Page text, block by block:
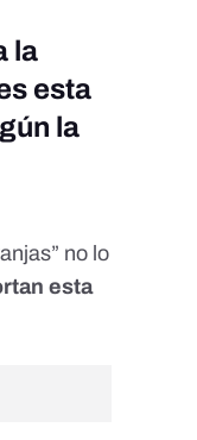
la
esta
la
no lo
esta